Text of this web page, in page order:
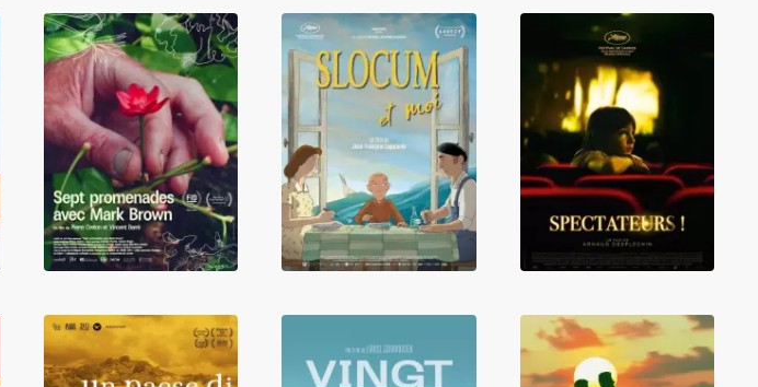
Sept
promenades
avec Mark
Brown
Slocum et moi Spectateurs !